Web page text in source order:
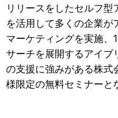
リリースをしたセルフ型
を活用して多くの企業
マーケティングを実施、
サーチを展開するアイブ
の支援に強みがある株式
様限定の無料セミナーと